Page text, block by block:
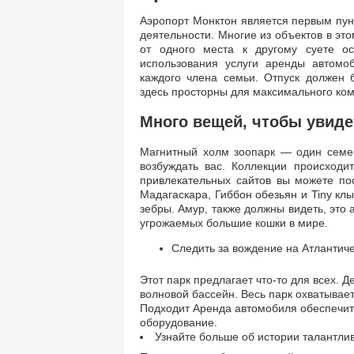
Аэропорт Монктон является первым
деятельности. Многие из объектов в
от одного места к другому суете
использования услуги аренды
каждого члена семьи. Отпуск
здесь просторны для максимального
Много вещей, чтобы
Магнитный холм зоопарк — один
возбуждать вас. Коллекции
привлекательных сайтов вы можете
Мадагаскара, Гиббон обезьян и Tiny
зебры. Амур, также должны видеть, это
угрожаемых большие кошки в мире.
Следить за вождение на
Этот парк предлагает что-то для всех.
волновой бассейн. Весь парк
Подходит Аренда автомобиля
оборудование.
Узнайте больше об истории